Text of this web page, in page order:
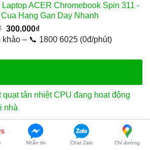
300.000₫.là:
150.000₫.
Laptop ACER Chromebook Spin 311 -
Hang Gan Day Nhanh
Giá
gốc
700.000₫.
300.000₫Giá
hiện
là:
khảo – 📞 1800 6025 (0đ/phút)
quạt tản nhiệt CPU đang hoạt động
nhà
Vệ sinh pc đồ hoạ tận nơi Quận 9 uy
Nhắn tin Chat Zalo Chỉ đường